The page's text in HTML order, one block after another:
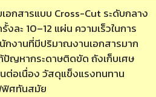
อกสารแบบ Cross-Cut ระดับกลาง
ละ 10–12 แผ่น ความเร็วในการ
กงานที่มีปริมาณงานเอกสารมาก
ปัญหากระดาษติดขัด ถังเก็บเศษ
ต่อเนื่อง วัสดุแข็งแรงทนทาน
ฟิศทันสมัย